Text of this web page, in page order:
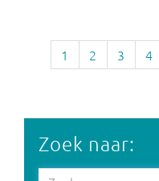
1 2 3 4
Zoek naar: